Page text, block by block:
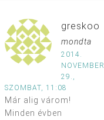
greskoo
mondta
2014.
NOVEMBER
29.,
SZOMBAT, 11:08
Már alig várom!
Minden évben